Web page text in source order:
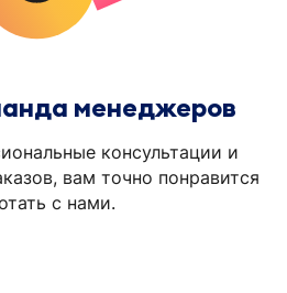
менеджеров
консультации и
вам точно понравится
с нами.